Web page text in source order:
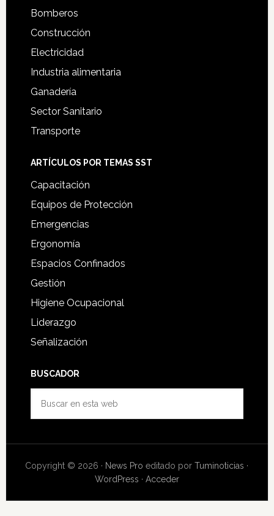
Bomberos
Construcción
Electricidad
Industria alimentaria
Ganadería
Sector Sanitario
Transporte
ARTÍCULOS POR TEMAS SST
Capacitación
Equipos de Protección
Emergencias
Ergonomía
Espacios Confinados
Gestión
Higiene Ocupacional
Liderazgo
Señalización
BUSCADOR
web
Copyright © 2026 · News Pro editado porTuminoticias ·
WordPress · Acceder